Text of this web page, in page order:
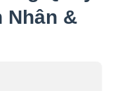
Nhân &